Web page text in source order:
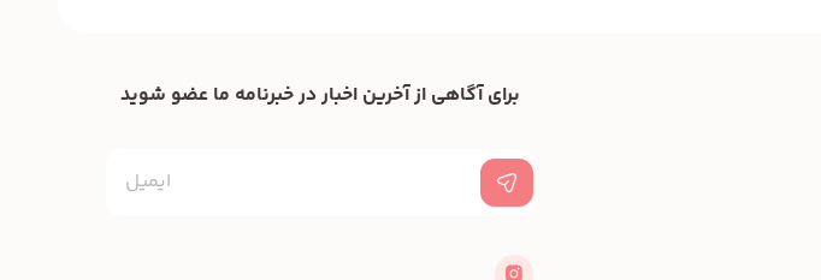
برای آگاهی از آخرین اخبار در خبرنامه ما عضو شوید